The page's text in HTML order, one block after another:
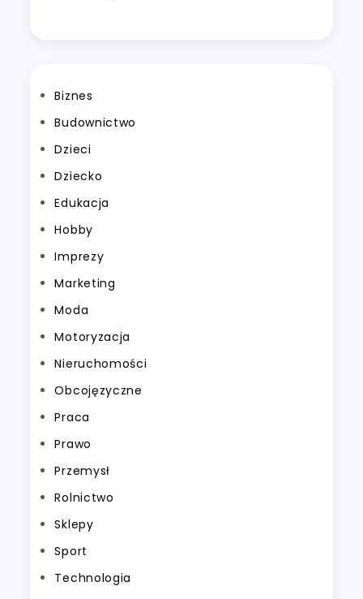
Biznes
Budownictwo
Dzieci
Dziecko
Edukacja
Hobby
Imprezy
Marketing
Moda
Motoryzacja
Nieruchomości
Obcojęzyczne
Praca
Prawo
Przemysł
Rolnictwo
Sklepy
Sport
Technologia